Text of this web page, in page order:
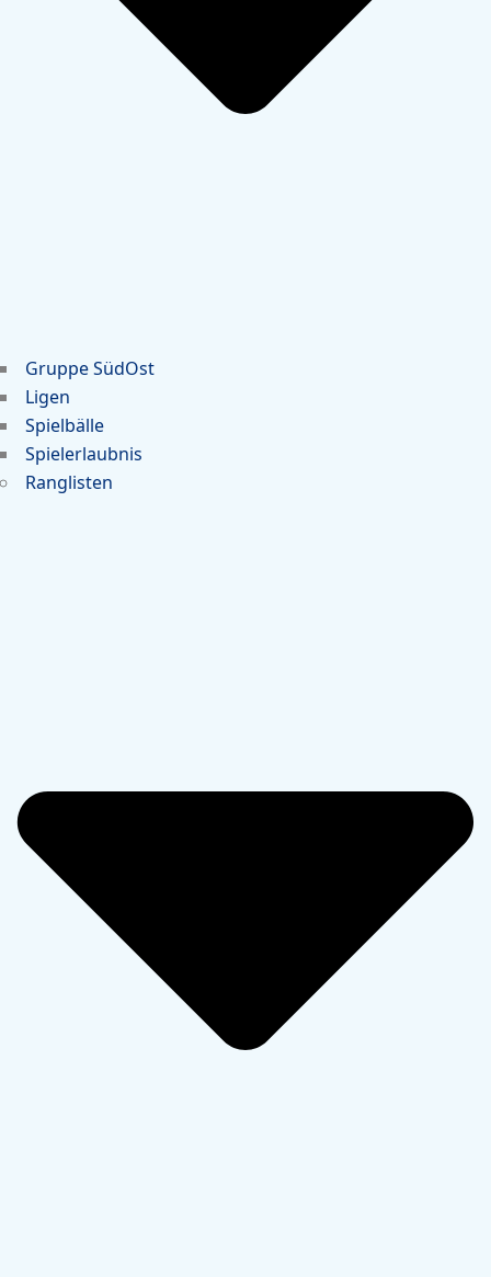
Gruppe SüdOst
Ligen
Spielbälle
Spielerlaubnis
Ranglisten